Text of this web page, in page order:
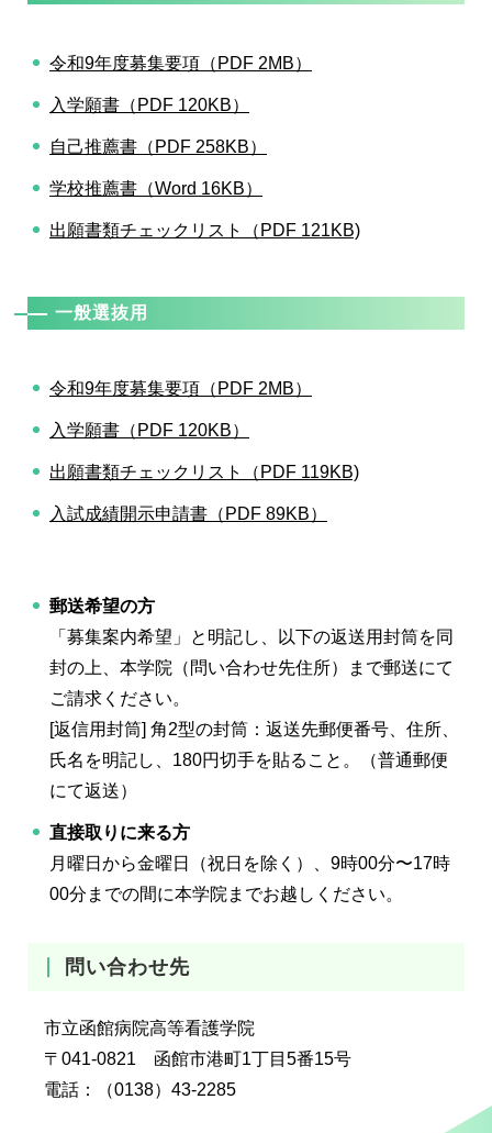
令和9年度募集要項（PDF 2MB）
入学願書（PDF 120KB）
自己推薦書（PDF 258KB）
学校推薦書（Word 16KB）
出願書類チェックリスト（PDF 121KB)
一般選抜用
令和9年度募集要項（PDF 2MB）
入学願書（PDF 120KB）
出願書類チェックリスト（PDF 119KB)
入試成績開示申請書（PDF 89KB）
郵送希望の方
「募集案内希望」と明記し、以下の返送用封筒を同
封の上、本学院（問い合わせ先住所）まで郵送にて
ご請求ください。
[返信用封筒] 角2型の封筒：返送先郵便番号、住所、
氏名を明記し、180円切手を貼ること。（普通郵便
にて返送）
直接取りに来る方
月曜日から金曜日（祝日を除く）、9時00分〜17時
00分までの間に本学院までお越しください。
問い合わせ先
市立函館病院高等看護学院
〒041-0821 函館市港町1丁目5番15号
電話：（0138）43-2285